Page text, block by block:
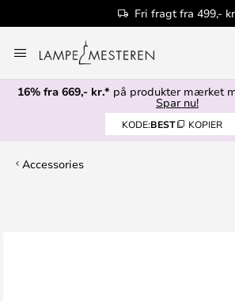
Fri fragt fra 499,-
to
Content
16% fra 669,- kr.* på produkter mærket
Spar nu!
KODE:BEST KOPIER
Accessories